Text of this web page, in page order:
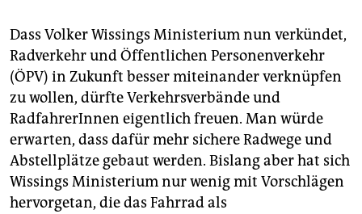
Dass Volker Wissings Ministerium nun verkündet,
Radverkehr und Öffentlichen Personenverkehr
(ÖPV) in Zukunft besser miteinander verknüpfen
zu wollen, dürfte Verkehrsverbände und
RadfahrerInnen eigentlich freuen. Man würde
erwarten, dass dafür mehr sichere Radwege und
Abstellplätze gebaut werden. Bislang aber hat sich
Wissings Ministerium nur wenig mit Vorschlägen
hervorgetan, die das Fahrrad als